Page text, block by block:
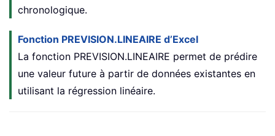
chronologique.
Fonction PREVISION.LINEAIRE d’Excel
La fonction PREVISION.LINEAIRE permet de prédire
une valeur future à partir de données existantes en
utilisant la régression linéaire.